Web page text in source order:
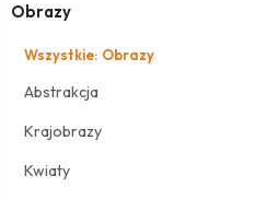
Obrazy
Wszystkie: Obrazy
Abstrakcja
Krajobrazy
Kwiaty